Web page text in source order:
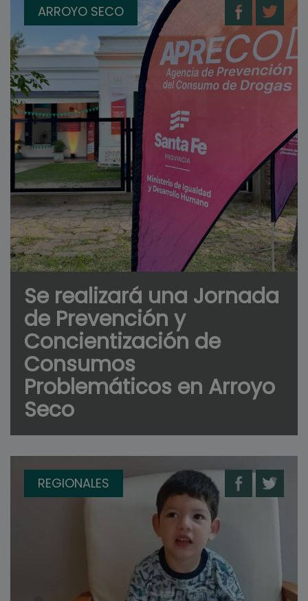
ARROYO SECO
Se realizará una Jornada
de Prevención y
Concientización de
Consumos
Problemáticos en Arroyo
Seco
REGIONALES